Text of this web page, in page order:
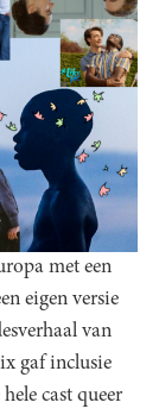
met een
eigen versie
van
gaf inclusie
cast queer